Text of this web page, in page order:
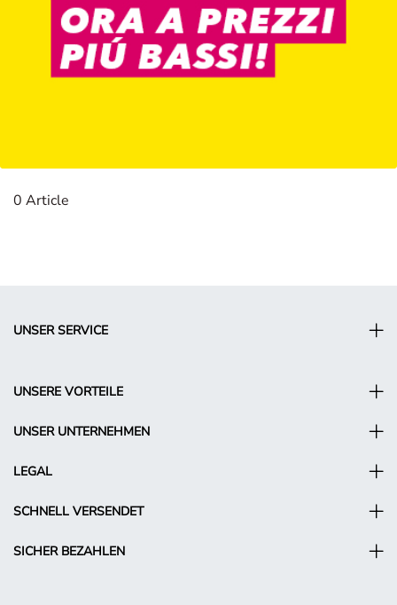
0 Article
UNSER SERVICE
UNSERE VORTEILE
UNSER UNTERNEHMEN
LEGAL
SCHNELL VERSENDET
SICHER BEZAHLEN